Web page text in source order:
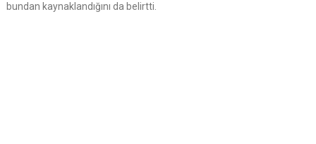
bundan kaynaklandığını da belirtti.